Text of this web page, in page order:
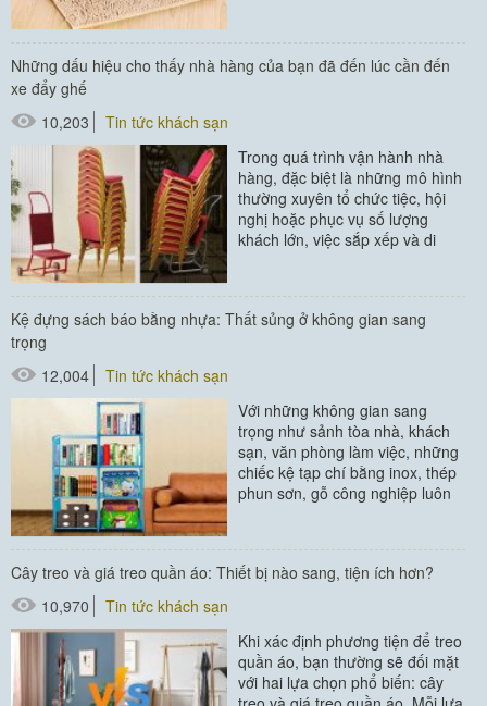
#thảm chùi chân
#thiết bị buồng phòng
Những dấu hiệu cho thấy nhà hàng của bạn đã đến lúc cần đến
xe đẩy ghế
10,203
Tin tức khách sạn
Trong quá trình vận hành nhà
hàng, đặc biệt là những mô hình
thường xuyên tổ chức tiệc, hội
nghị hoặc phục vụ số lượng
khách lớn, việc sắp xếp và di
Kệ đựng sách báo bằng nhựa: Thất sủng ở không gian sang
trọng
12,004
Tin tức khách sạn
Với những không gian sang
trọng như sảnh tòa nhà, khách
sạn, văn phòng làm việc, những
chiếc kệ tạp chí bằng inox, thép
phun sơn, gỗ công nghiệp luôn
#kệ để tạp chí
Cây treo và giá treo quần áo: Thiết bị nào sang, tiện ích hơn?
10,970
Tin tức khách sạn
Khi xác định phương tiện để treo
quần áo, bạn thường sẽ đối mặt
với hai lựa chọn phổ biến: cây